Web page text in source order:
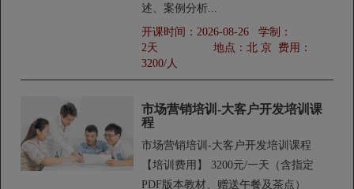
述、案例分析...
开课时间： 2026-08-26学制：
2天
地点： 北 京费用：
3200/人
市场营销培训-大客户开发培训课
程
市场营销培训-大客户开发培训课程
【培训费用】 3200元/一天（含指定
PDF版本教材、赠送午餐及茶点）